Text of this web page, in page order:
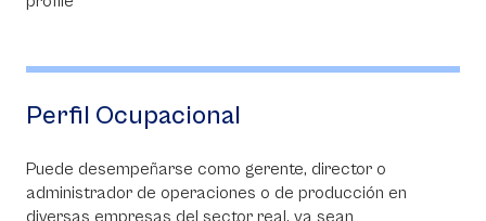
Perfil Ocupacional
Puede desempeñarse como gerente, director o
administrador de operaciones o de producción en
diversas empresas del sector real, ya sean